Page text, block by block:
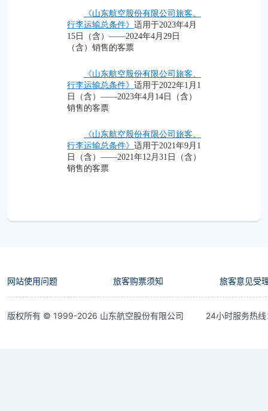
《山东航空股份有限公司旅客、
行李运输总条件》 适用于2023年4月
15日（含）——2024年4月29日
（含）销售的客票
《山东航空股份有限公司旅客、
行李运输总条件》 适用于2022年1月1
日（含）——2023年4月14日（含）
销售的客票
《山东航空股份有限公司旅客、
行李运输总条件》 适用于2021年9月1
日（含）——2021年12月31日（含）
销售的客票
网站使用问题 旅客购票须知 旅客意见受
版权所有 © 1999-2026 山东航空股份有限公司 24小时服务热线